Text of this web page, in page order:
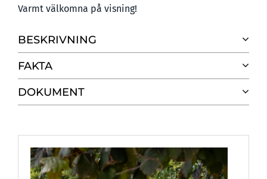
Varmt välkomna på visning!
BESKRIVNING
FAKTA
DOKUMENT